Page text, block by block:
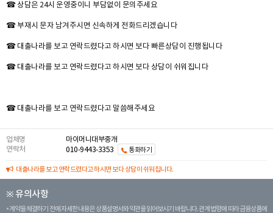
☎ 상담은 24시 운영중이니 부담없이 문의주세요
☎ 부재시 문자 남겨주시면 신속하게 전화드리겠습니다
☎ 대출나라를 보고 연락드렸다고 하시면 보다 빠른상담이 진행됩니다
☎ 대출나라를 보고 연락드렸다고 하시면 보다 상담이 쉬워집니다
☎ 대출나라를 보고 연락드렸다고 말씀해주세요
업체명
마이머니대부중개
연락처
010-9443-3353 통화하기
대출나라를 보고 연락드렸다고 하시면 보다 상담이 쉬워집니다.
※ 유의사항
계약을 체결하기 전에 자세한 내용은 상품설명서와 약관을 읽어보시기 바랍니다. 관계 법령에 따라 금융상품에